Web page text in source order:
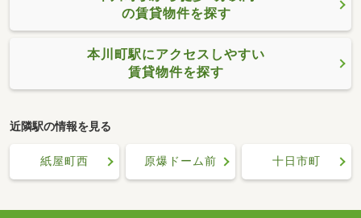
の賃貸物件を探す
本川町駅にアクセスしやすい
賃貸物件を探す
近隣駅の情報を見る
紙屋町西 原爆ドーム前 十日市町